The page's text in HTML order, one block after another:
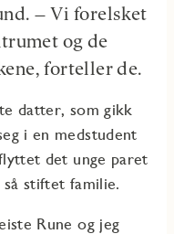
– Vi forelsket
og de
forteller de.
datter, som gikk
i en medstudent
det unge paret
stiftet familie.
Rune og jeg